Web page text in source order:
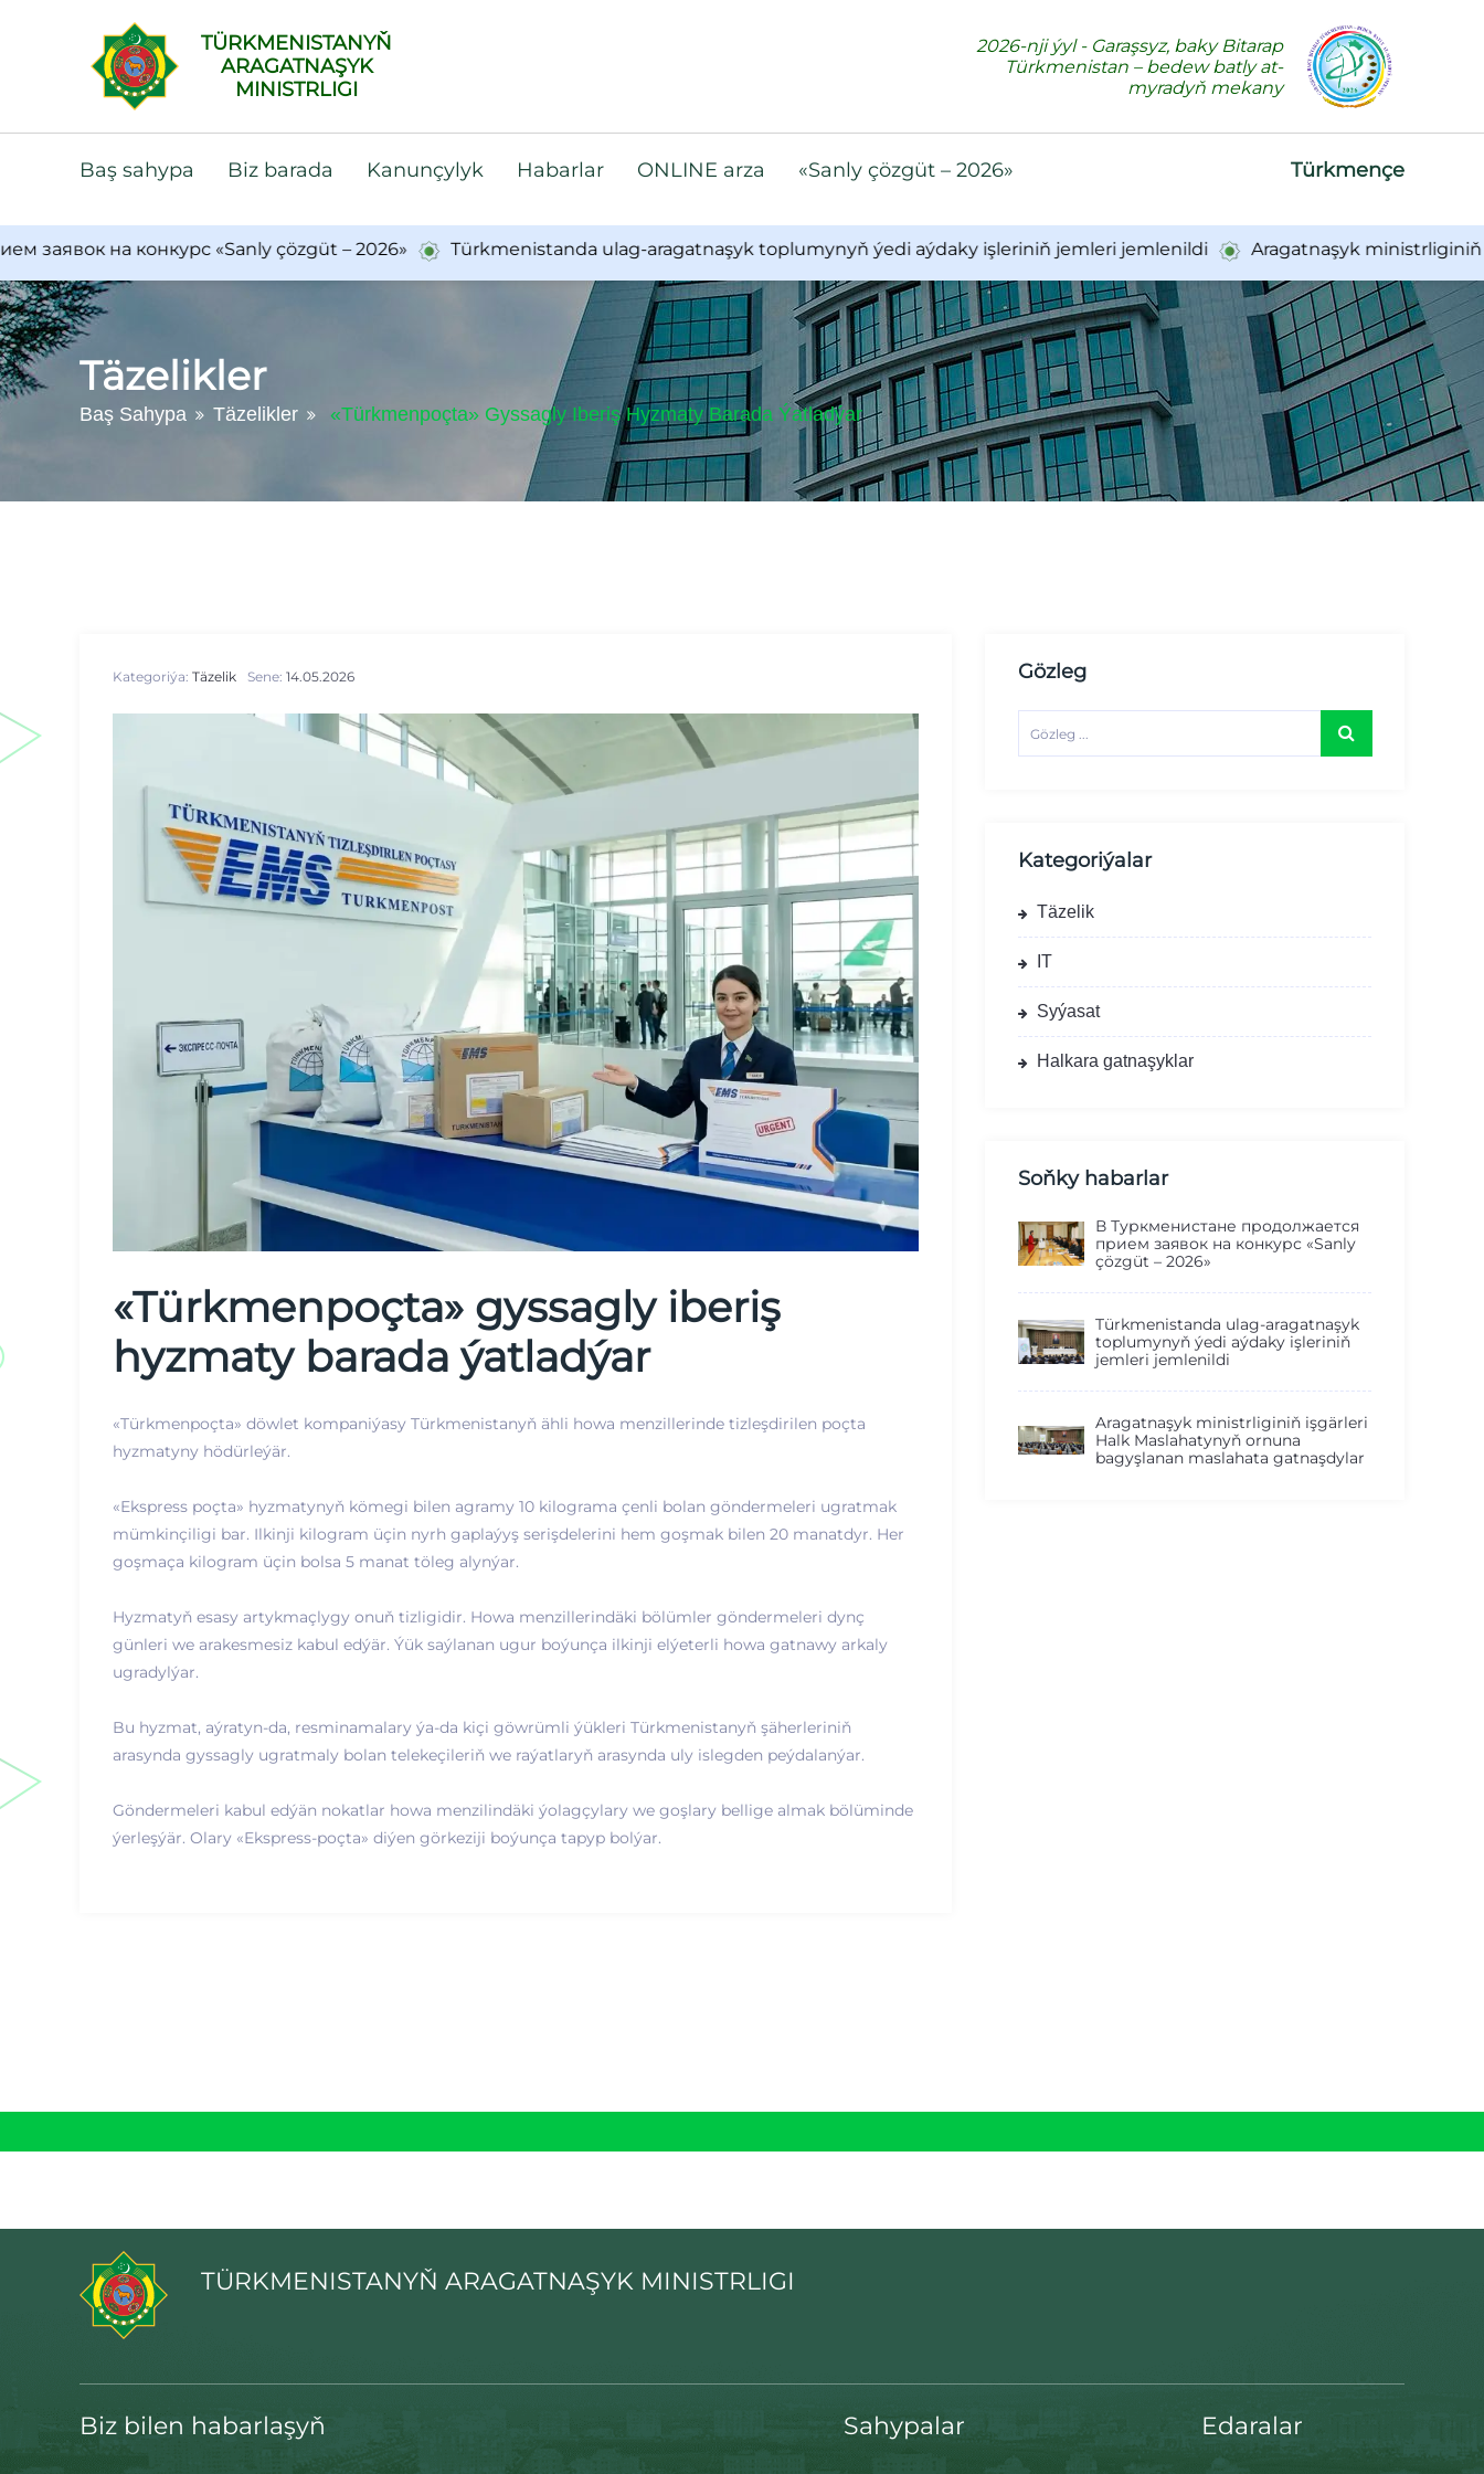
TÜRKMENISTANYŇ
ARAGATNAŞYK
MINISTRLIGI
2026-nji ýyl - Garaşsyz, baky Bitarap
Türkmenistan – bedew batly at-
myradyň mekany
Baş sahypa Biz barada Kanunçylyk Habarlar ONLINE arza «Sanly çözgüt – 2026» Türkmençe
на конкурс «Sanly çözgüt – 2026» Türkmenistanda ulag-aragatnaşyk toplumynyň ýedi aýdaky işleriniň jemleri jemlenildi Aragatnaşyk ministrliginiň
Täzelikler
Baş Sahypa Täzelikler «Türkmenpoçta» Gyssagly Iberiş Hyzmaty Barada Ýatladýar
Kategoriýa: Täzelik Sene: 14.05.2026
«Türkmenpoçta» gyssagly iberiş
hyzmaty barada ýatladýar
«Türkmenpoçta» döwlet kompaniýasy Türkmenistanyň ähli howa menzillerinde tizleşdirilen poçta
hyzmatyny hödürleýär.
«Ekspress poçta» hyzmatynyň kömegi bilen agramy 10 kilograma çenli bolan göndermeleri ugratmak
mümkinçiligi bar. Ilkinji kilogram üçin nyrh gaplaýyş serişdelerini hem goşmak bilen 20 manatdyr. Her
goşmaça kilogram üçin bolsa 5 manat töleg alynýar.
Hyzmatyň esasy artykmaçlygy onuň tizligidir. Howa menzillerindäki bölümler göndermeleri dynç
günleri we arakesmesiz kabul edýär. Ýük saýlanan ugur boýunça ilkinji elýeterli howa gatnawy arkaly
ugradylýar.
Bu hyzmat, aýratyn-da, resminamalary ýa-da kiçi göwrümli ýükleri Türkmenistanyň şäherleriniň
arasynda gyssagly ugratmaly bolan telekeçileriň we raýatlaryň arasynda uly islegden peýdalanýar.
Göndermeleri kabul edýän nokatlar howa menzilindäki ýolagçylary we goşlary bellige almak bölüminde
ýerleşýär. Olary «Ekspress-poçta» diýen görkeziji boýunça tapyp bolýar.
Gözleg
Kategoriýalar
Täzelik
IT
Syýasat
Halkara gatnaşyklar
Soňky habarlar
В Туркменистане продолжается
прием заявок на конкурс «Sanly
çözgüt – 2026»
Türkmenistanda ulag-aragatnaşyk
toplumynyň ýedi aýdaky işleriniň
jemleri jemlenildi
Aragatnaşyk ministrliginiň işgärleri
Halk Maslahatynyň ornuna
bagyşlanan maslahata gatnaşdylar
TÜRKMENISTANYŇ ARAGATNAŞYK MINISTRLIGI
Biz bilen habarlaşyň Sahypalar Edaralar